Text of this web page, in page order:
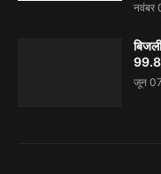
नवंबर
जून